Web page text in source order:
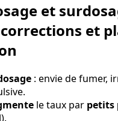
et
et
: envie de fumer,
le taux par petits